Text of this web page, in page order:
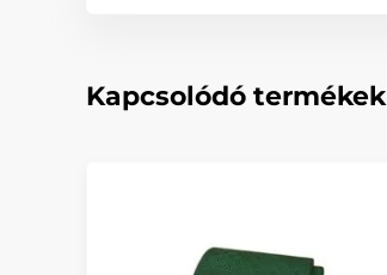
Kapcsolódó termékek